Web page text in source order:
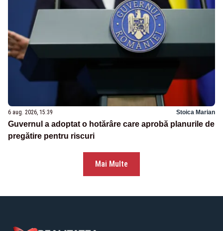
6 aug. 2026, 15:39 Stoica Marian
Guvernul a adoptat o hotărâre care aprobă planurile de
pregătire pentru riscuri
Mai Multe